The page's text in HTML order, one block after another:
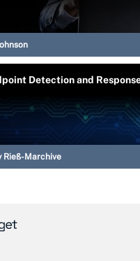
Detection and
Rieß-Marchive